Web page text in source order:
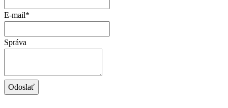
E-mail*
Správa
Your
Website*
Odoslať